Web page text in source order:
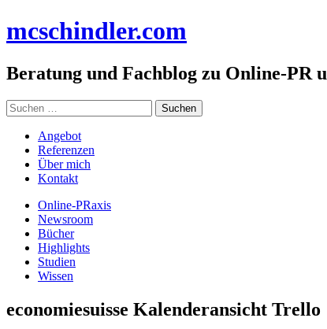
Inhalt
mcschindler.com
Beratung und Fachblog zu Online-PR
Suchen
nach:
Angebot
Referenzen
Über mich
Kontakt
Online-PRaxis
Newsroom
Bücher
Highlights
Studien
Wissen
economiesuisse Kalenderansicht Trello